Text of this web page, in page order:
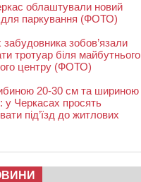
облаштували новий
паркування (ФОТО)
зобов’язали
тротуар біля майбутнього
центру (ФОТО)
20-30 см та шириною
у Черкасах просять
під’їзд до житлових